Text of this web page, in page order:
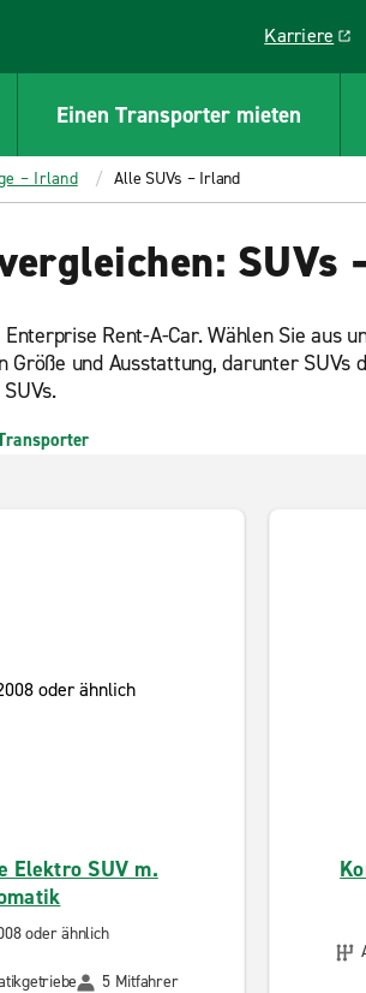
Karriere
Link opens
Einen Transporter mieten
– Irland Alle SUVs – Irland
SUVs
Rent-A-Car. Wählen Sie aus
Größe und Ausstattung, darunter SUVs
Elektro SUV m.
oder ähnlich
5 Mitfahrer